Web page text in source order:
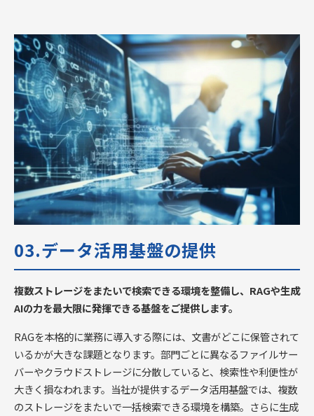
03.データ活用基盤の提供
複数ストレージをまたいで検索できる環境を整備し、RAGや生成
AIの力を最大限に発揮できる基盤をご提供します。
RAGを本格的に業務に導入する際には、文書がどこに保管されて
いるかが大きな課題となります。部門ごとに異なるファイルサー
バーやクラウドストレージに分散していると、検索性や利便性が
大きく損なわれます。当社が提供するデータ活用基盤では、複数
のストレージをまたいで一括検索できる環境を構築。さらに生成